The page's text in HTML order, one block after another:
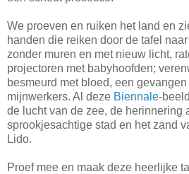
We proeven en ruiken het land en
handen die reiken door de tafel
zonder muren en met nieuw licht,
projectoren met babyhoofden;
besmeurd met bloed, een
mijnwerkers. Al deze Biennale-
de lucht van de zee, de herinnering
sprookjesachtige stad en het zand
Lido.
Proef mee en maak deze heerlijke